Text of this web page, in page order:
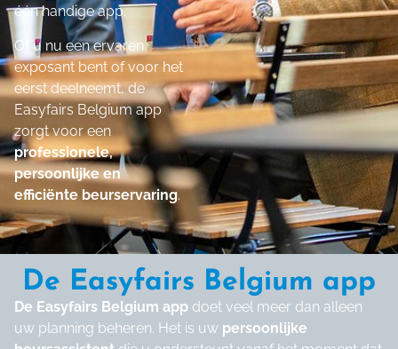
één handige app.
Of u nu een ervaren
exposant bent of voor het
eerst deelneemt, de
Easyfairs Belgium app
zorgt voor een
professionele,
persoonlijke en
efficiënte beurservaring.
De Easyfairs Belgium app
De Easyfairs Belgium app doet veel meer dan alleen
uw planning beheren. Het is uw persoonlijke